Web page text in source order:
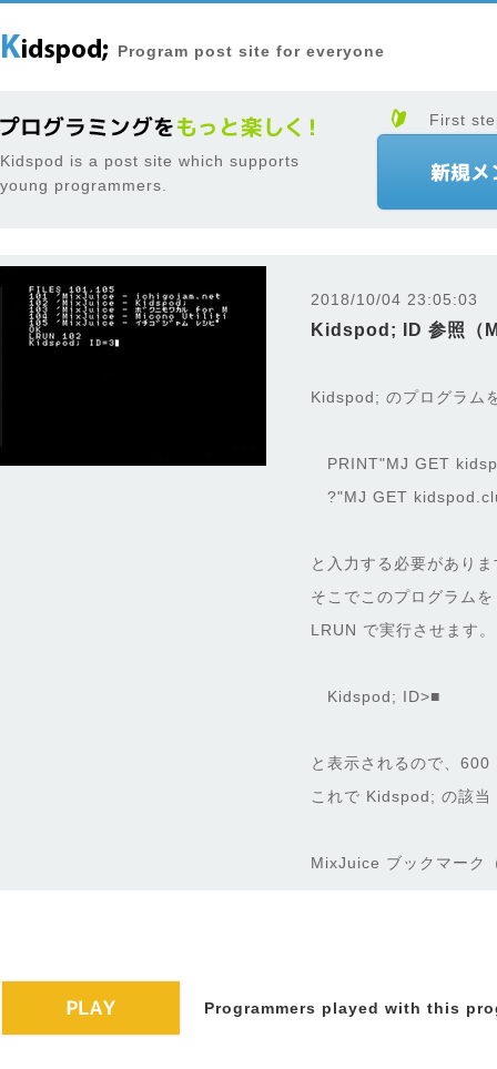
Program post site for everyone
Kidspod is a post site which supports
young programmers.
First
2018/10/04 23:05:03
Kidspod; ID 参照（
Kidspod; のプログラム
PRINT"MJ GET
?"MJ GET
と入力する必要があり
そこでこのプログラム
LRUN で実行させます。
Kidspod; ID>■
と表示されるので、
これで Kidspod; の該
MixJuice ブックマーク
Programmers played with this